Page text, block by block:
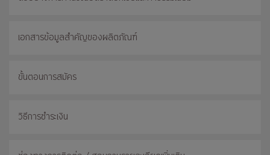
เอกสารข้อมูลสำคัญของผลิตภัณฑ์
ขั้นตอนการสมัคร
วิธีการชำระเงิน